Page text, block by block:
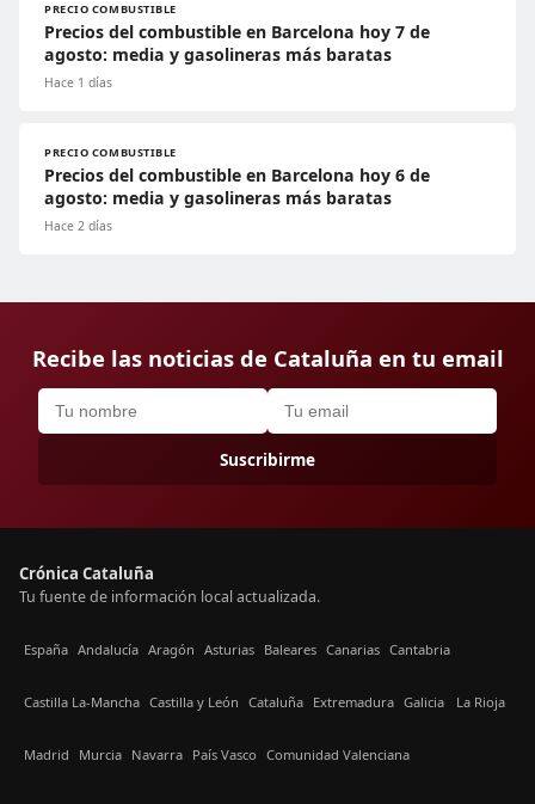
PRECIO COMBUSTIBLE
Precios del combustible en Barcelona hoy 7 de
agosto: media y gasolineras más baratas
Hace 1 días
PRECIO COMBUSTIBLE
Precios del combustible en Barcelona hoy 6 de
agosto: media y gasolineras más baratas
Hace 2 días
Recibe las noticias de Cataluña en tu email
Suscribirme
Crónica Cataluña
Tu fuente de información local actualizada.
España Andalucía Aragón Asturias Baleares Canarias Cantabria
Castilla La-Mancha Castilla y León Cataluña Extremadura Galicia La Rioja
Madrid Murcia Navarra País Vasco Comunidad Valenciana